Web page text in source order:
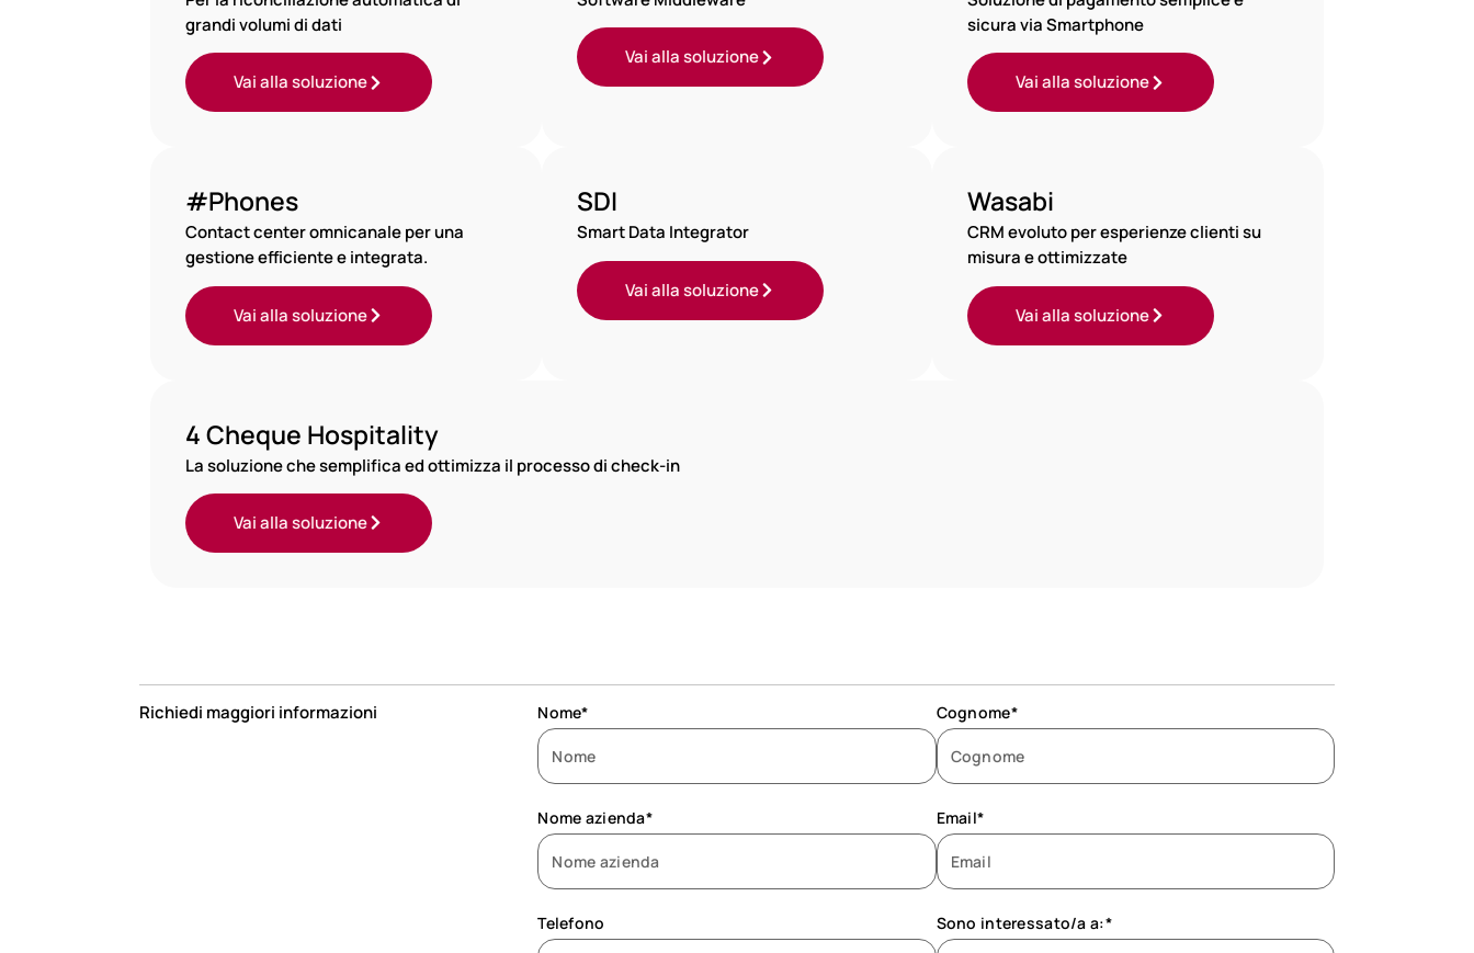
grandi volumi di dati
Vai alla soluzione
Vai alla soluzione
sicura via Smartphone
Vai alla soluzione
#Phones
Contact center omnicanale per una
gestione efficiente e integrata.
Vai alla soluzione
SDI
Smart Data Integrator
Vai alla soluzione
Wasabi
CRM evoluto per esperienze clienti su
misura e ottimizzate
Vai alla soluzione
4 Cheque Hospitality
La soluzione che semplifica ed ottimizza il processo di check-in
Vai alla soluzione
Richiedi maggiori informazioni Nome* Cognome*
Nome azienda* Email*
Telefono Sono interessato/a a:*